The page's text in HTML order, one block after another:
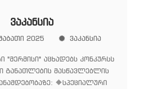
ᲕᲐᲙᲐᲜᲡᲘᲐ
2025 ვაკანსია
"მერმისი" აცხადებს კონკურსს
განათლების მასწავლებლის
🔶სპეციალური